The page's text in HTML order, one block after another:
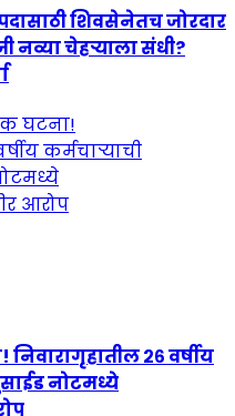
शिवसेनेतच जोरदार
नव्या चेहऱ्याला संधी?
२६ वर्षीय
नोटमध्ये